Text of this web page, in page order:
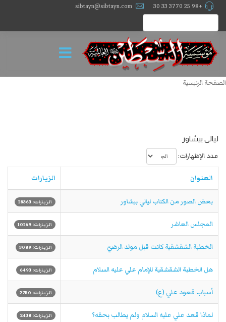
+98 25 3770 33 30
sibtayn@sibtayn.com
الصفحة الرئيسية
لیالی بیشاور
عدد الإظهارات:
العنوان الزيارات
بعض الصور من الكتاب ليالي بيشاور الزيارات: 18363
المجلس العاشر الزيارات: 10169
الخطبة الشقشقية كانت قبل مولد الرضيّ الزيارات: 3089
هل الخطبة الشقشقية للإمام علي عليه السلام الزيارات: 6493
أسباب قعود علي (ع) الزيارات: 2750
لماذا قعد علي عليه السلام ولم يطالب بحقه؟ الزيارات: 2438